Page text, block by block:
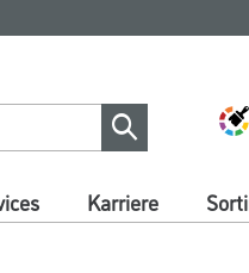
Karriere